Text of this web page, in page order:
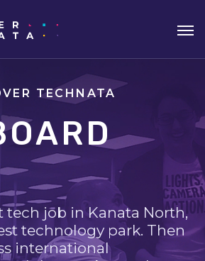
TECHNATA
tech job in Kanata North,
technology park. Then
international